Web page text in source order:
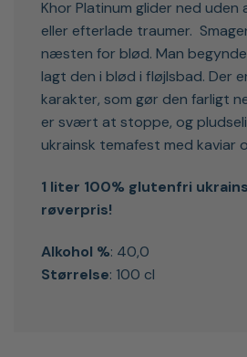
Khor Platinum glider ned uden
eller efterlade traumer.
næsten for blød. Man
lagt den i blød i fløjlsbad. Der
karakter, som gør den farligt
er svært at stoppe, og
ukrainsk temafest med kaviar
1 liter 100% glutenfri
røverpris!
Alkohol %: 40,0
Størrelse: 100 cl